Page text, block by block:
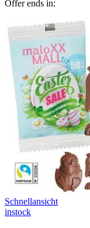
Offer ends in:
Schnellansicht
instock